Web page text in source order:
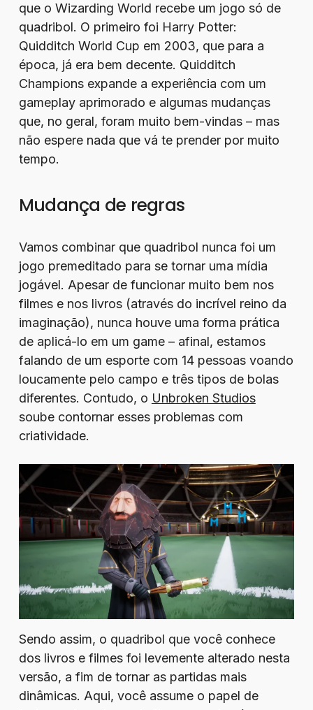
que o Wizarding World recebe um jogo só de
quadribol. O primeiro foi Harry Potter:
Quidditch World Cup em 2003, que para a
época, já era bem decente. Quidditch
Champions expande a experiência com um
gameplay aprimorado e algumas mudanças
que, no geral, foram muito bem-vindas – mas
não espere nada que vá te prender por muito
tempo.
Mudança de regras
Vamos combinar que quadribol nunca foi um
jogo premeditado para se tornar uma mídia
jogável. Apesar de funcionar muito bem nos
filmes e nos livros (através do incrível reino da
imaginação), nunca houve uma forma prática
de aplicá-lo em um game – afinal, estamos
falando de um esporte com 14 pessoas voando
loucamente pelo campo e três tipos de bolas
diferentes. Contudo, o Unbroken Studios
soube contornar esses problemas com
criatividade.
Sendo assim, o quadribol que você conhece
dos livros e filmes foi levemente alterado nesta
versão, a fim de tornar as partidas mais
dinâmicas. Aqui, você assume o papel de